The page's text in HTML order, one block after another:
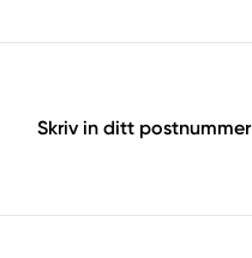
Skriv in ditt postnummer